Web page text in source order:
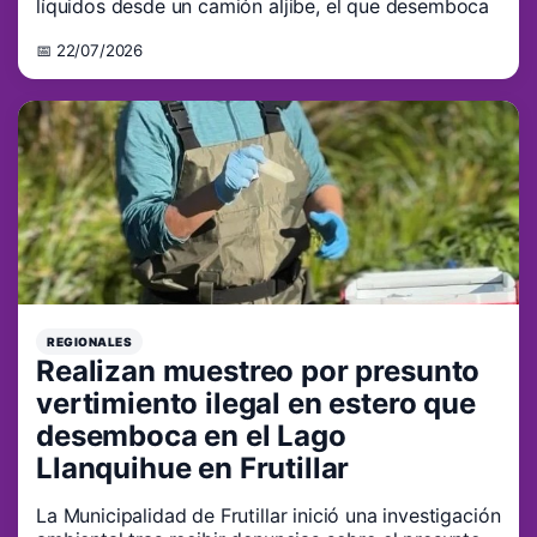
líquidos desde un camión aljibe, el que desemboca
📅 22/07/2026
REGIONALES
Realizan muestreo por presunto
vertimiento ilegal en estero que
desemboca en el Lago
Llanquihue en Frutillar
La Municipalidad de Frutillar inició una investigación